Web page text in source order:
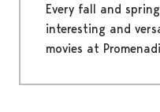
Every fall and
interesting and
movies at